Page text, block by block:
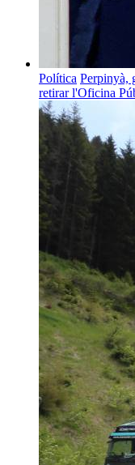
Política Perpinyà,
retirar l'Oficina